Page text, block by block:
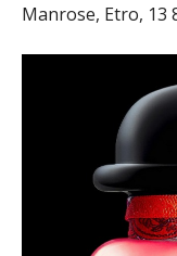
Manrose, Etro, 13